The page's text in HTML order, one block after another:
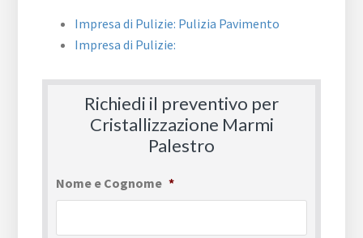
Impresa di Pulizie: Pulizia Pavimento
Impresa di Pulizie:
Richiedi il preventivo per
Cristallizzazione Marmi
Palestro
Nome e Cognome *